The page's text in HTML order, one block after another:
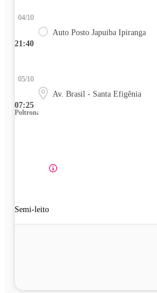
21:40
04/10
Auto Posto Japuiba Ipiranga
07:25
05/10
Av. Brasil - Santa Efigênia
Poltrona
Semi-leito